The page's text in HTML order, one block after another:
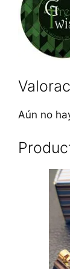
Aún no